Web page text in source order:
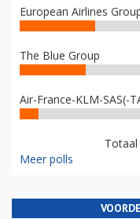
European Airlines
The Blue Group
Air-France-KLM-SAS(-
Meer polls